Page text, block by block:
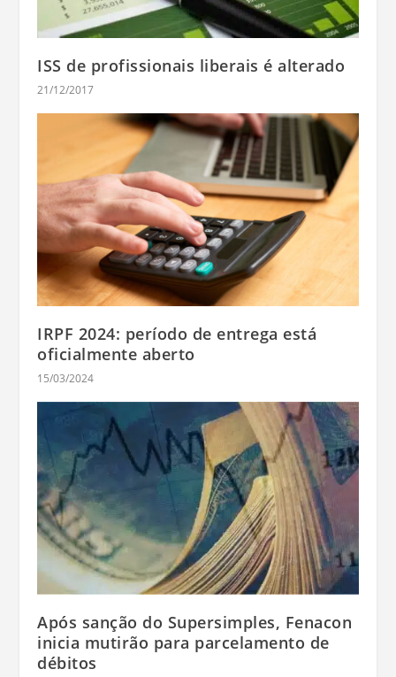
ISS de profissionais liberais é alterado
21/12/2017
IRPF 2024: período de entrega está
oficialmente aberto
15/03/2024
Após sanção do Supersimples, Fenacon
inicia mutirão para parcelamento de
débitos